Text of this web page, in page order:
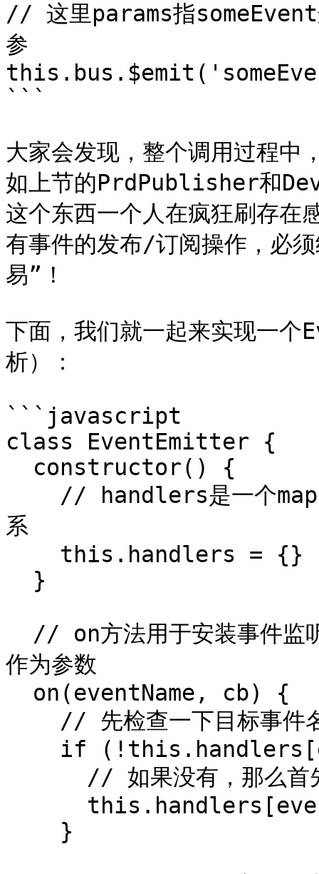
// 这里params指someEvent
参
```
大家会发现，整个调用过程中
如上节的PrdPublisher和
这个东西一个人在疯狂刷存在
有事件的发布/订阅操作，必
易”！
下面，我们就一起来实现一
析）：
```javascript
class EventEmitter {
系
作为参数